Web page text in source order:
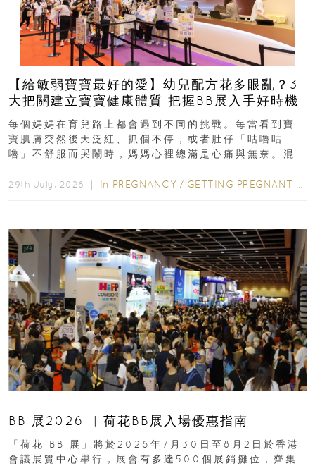
【給敏弱寶寶最好的愛】幼兒配方花多眼亂？3
大把關建立寶寶健康體質 把握BB展入手好時機
每個媽媽在育兒路上都會遇到不同的挑戰。每當看到寶
寶肌膚突然後天泛紅、抓個不停，或者肚仔「咕嚕咕
嚕」不舒服而哭鬧時，媽媽心裡總滿是心痛與無奈。混
29th July, 2026 ｜ In PREGNANCY / GETTING PREGNANT
BB 展2026 ︳荷花BB展入場優惠指南
「荷花 BB 展」將於2026年7月30日至8月2日於香港
會議展覽中心舉行，展會有多達500個展銷攤位，齊集